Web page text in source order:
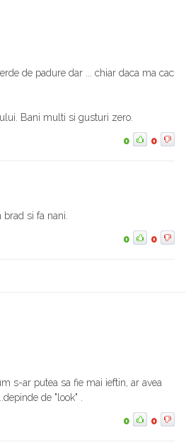
de padure dar ... chiar daca ma cac
Bani multi si gusturi zero.
0 0
si fa nani.
0 0
s-ar putea sa fie mai ieftin, ar avea
de "look" .
0 0